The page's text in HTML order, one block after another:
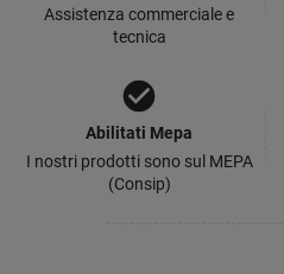
Assistenza commerciale e
tecnica
check_circle
Abilitati Mepa
I nostri prodotti sono sul MEPA
(Consip)